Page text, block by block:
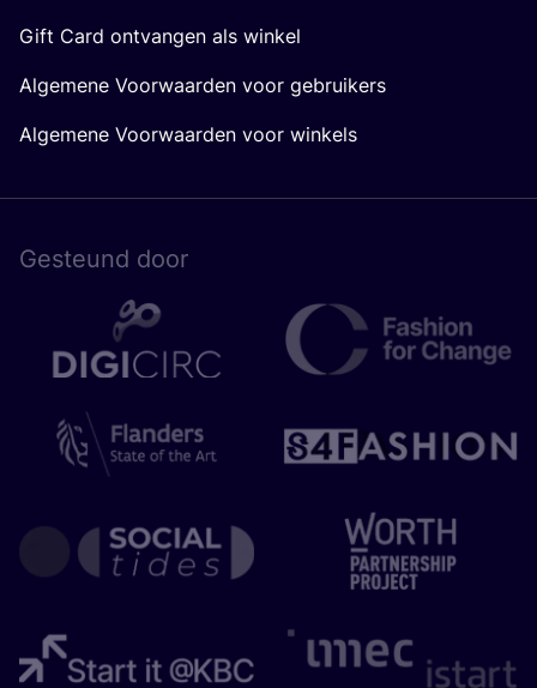
Gift Card ontvangen als winkel
Algemene Voorwaarden voor gebruikers
Algemene Voorwaarden voor winkels
Gesteund door